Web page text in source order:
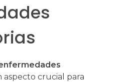
aspecto crucial para